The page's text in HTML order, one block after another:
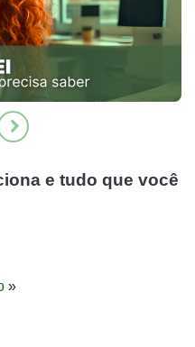
Next
e tudo que você
»